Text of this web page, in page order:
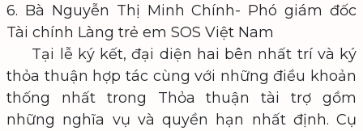
6. Bà Nguyễn Thị Minh Chính- Phó giám đốc
Tài chính Làng trẻ em SOS Việt Nam
Tại lễ ký kết, đại diện hai bên nhất trí và ký
thỏa thuận hợp tác cùng với những điều khoản
thống nhất trong Thỏa thuận tài trợ gồm
những nghĩa vụ và quyền hạn nhất định. Cụ